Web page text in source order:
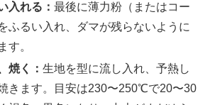
入れる：最後に薄力粉（またはコー
ふるい入れ、ダマが残らないように
す。
焼く：生地を型に流し入れ、予熱し
きます。目安は230〜250℃で20〜30